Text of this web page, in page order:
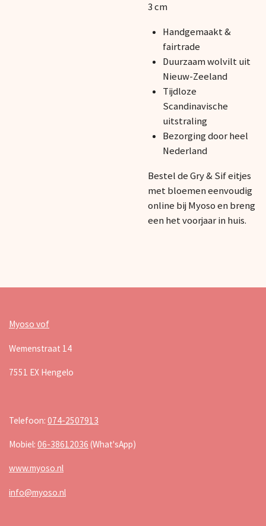
3 cm
Handgemaakt &
fairtrade
Duurzaam wolvilt uit
Nieuw-Zeeland
Tijdloze
Scandinavische
uitstraling
Bezorging door heel
Nederland
Bestel de Gry & Sif eitjes
met bloemen eenvoudig
online bij Myoso en breng
een het voorjaar in huis.
Myoso vof
Wemenstraat 14
7551 EX Hengelo
Telefoon: 074-2507913
Mobiel: 06-38612036 (What'sApp)
www.myoso.nl
info@myoso.nl